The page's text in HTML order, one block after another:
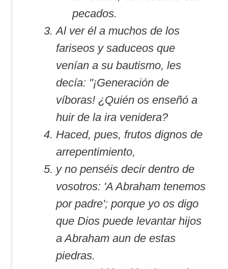
pecados.
Al ver él a muchos de los
fariseos y saduceos que
venían a su bautismo, les
decía: "¡Generación de
víboras! ¿Quién os enseñó a
huir de la ira venidera?
Haced, pues, frutos dignos de
arrepentimiento,
y no penséis decir dentro de
vosotros: 'A Abraham tenemos
por padre'; porque yo os digo
que Dios puede levantar hijos
a Abraham aun de estas
piedras.